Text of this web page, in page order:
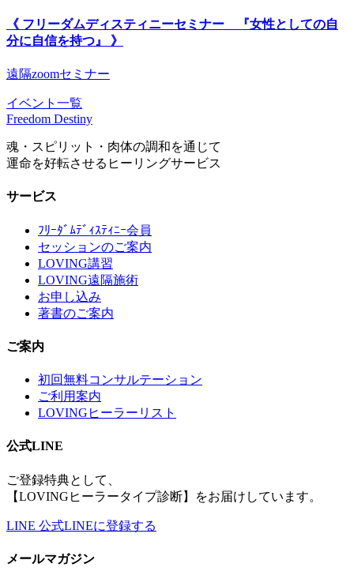
《 フリーダムディスティニーセミナー 『女性としての自
分に自信を持つ』 》
遠隔zoomセミナー
イベント一覧
Freedom Destiny
魂・スピリット・肉体の調和を通じて
運命を好転させるヒーリングサービス
サービス
ﾌﾘｰﾀﾞﾑﾃﾞｨｽﾃｨﾆｰ会員
セッションのご案内
LOVING講習
LOVING遠隔施術
お申し込み
著書のご案内
ご案内
初回無料コンサルテーション
ご利用案内
LOVINGヒーラーリスト
公式LINE
ご登録特典として、
【LOVINGヒーラータイプ診断】をお届けしています。
LINE 公式LINEに登録する
メールマガジン